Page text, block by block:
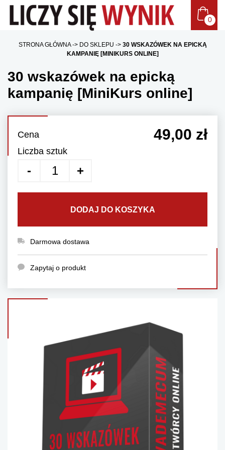
STRONA GŁÓWNA DO SKLEPU
30 WSKAZÓWEK NA EPICKĄ
KAMPANIĘ [MINIKURS ONLINE]
30 wskazówek na epicką
kampanię [MiniKurs online]
Cena 49,00 zł
Liczba sztuk
DODAJ DO KOSZYKA
Darmowa dostawa
Zapytaj o produkt